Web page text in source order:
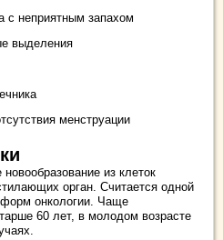
с неприятным запахом
выделения
менструации
из клеток
орган. Считается одной
онкологии. Чаще
60 лет, в молодом возрасте